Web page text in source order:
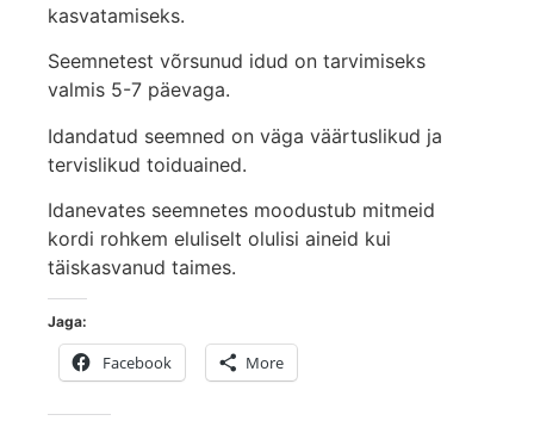
kasvatamiseks.
Seemnetest võrsunud idud on tarvimiseks
valmis 5-7 päevaga.
Idandatud seemned on väga väärtuslikud ja
tervislikud toiduained.
Idanevates seemnetes moodustub mitmeid
kordi rohkem eluliselt olulisi aineid kui
täiskasvanud taimes.
Jaga:
Facebook More